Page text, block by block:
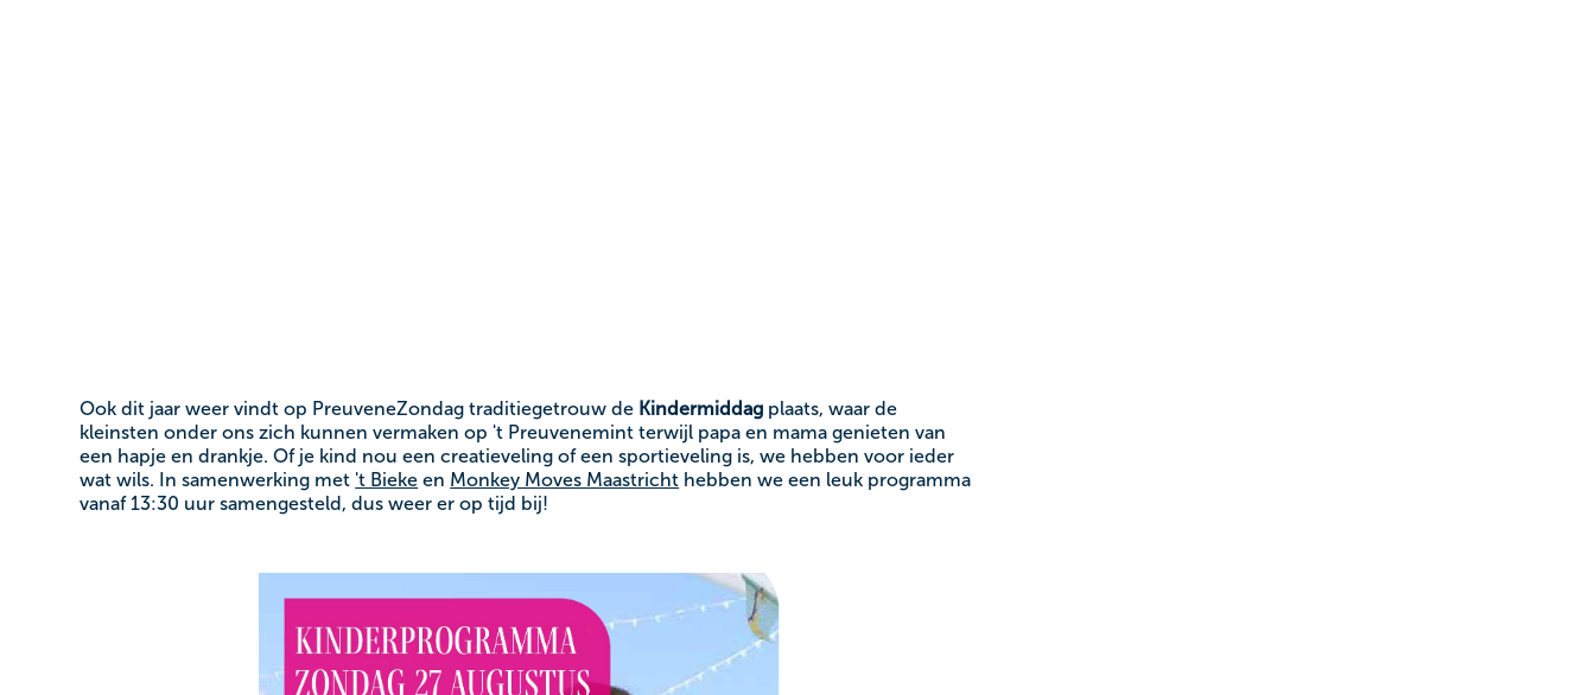
Ook dit jaar weer vindt op PreuveneZondag traditiegetrouw de Kindermiddag plaats, waar de
kleinsten onder ons zich kunnen vermaken op 't Preuvenemint terwijl papa en mama genieten van
een hapje en drankje. Of je kind nou een creatieveling of een sportieveling is, we hebben voor ieder
wat wils. In samenwerking met 't Bieke en Monkey Moves Maastricht hebben we een leuk programma
vanaf 13:30 uur samengesteld, dus weer er op tijd bij!